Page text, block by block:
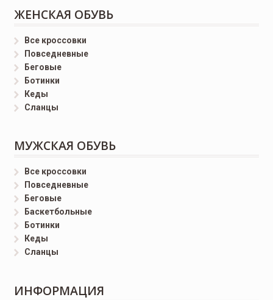
ЖЕНСКАЯ ОБУВЬ
Все кроссовки
Повседневные
Беговые
Ботинки
Кеды
Сланцы
МУЖСКАЯ ОБУВЬ
Все кроссовки
Повседневные
Беговые
Баскетбольные
Ботинки
Кеды
Сланцы
ИНФОРМАЦИЯ